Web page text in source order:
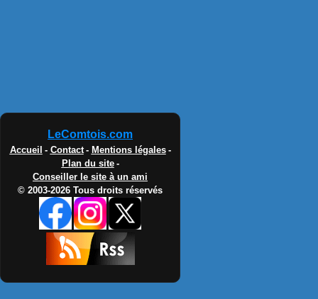
LeComtois.com
Accueil - Contact - Mentions légales -
Plan du site -
Conseiller le site à un ami
© 2003-2026 Tous droits réservés